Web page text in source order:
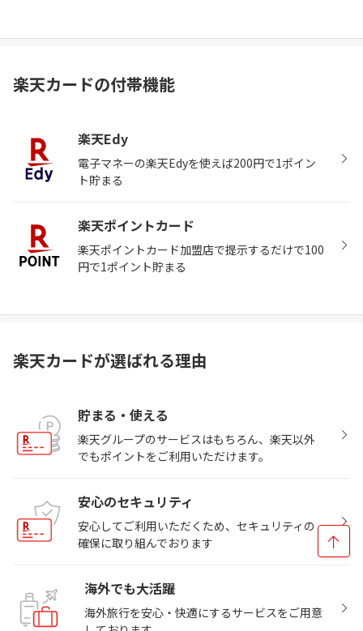
楽天カードの付帯機能
楽天Edy
電子マネーの楽天Edyを使えば200円で1ポイン
ト貯まる
楽天ポイントカード
楽天ポイントカード加盟店で提示するだけで100
円で1ポイント貯まる
楽天カードが選ばれる理由
貯まる・使える
楽天グループのサービスはもちろん、楽天以外
でもポイントをご利用いただけます。
安心のセキュリティ
安心してご利用いただくため、セキュリティの
確保に取り組んでおります
海外でも大活躍
海外旅行を安心・快適にするサービスをご用意